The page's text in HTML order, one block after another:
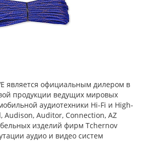
является официальным дилером в
продукции ведущих мировых
аудиотехники Hi-Fi и High-
Audison, Auditor, Connection, AZ
изделий фирм Tchernov
аудио и видео систем